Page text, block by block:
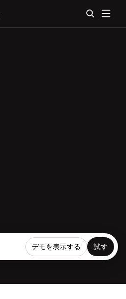
デモを表示する 試す